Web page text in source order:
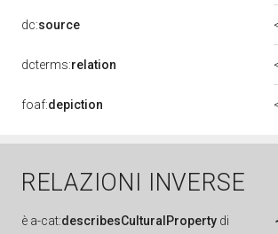
dc:source
dcterms:relation
foaf:depiction
RELAZIONI INVERSE
è a-cat:describesCulturalProperty di